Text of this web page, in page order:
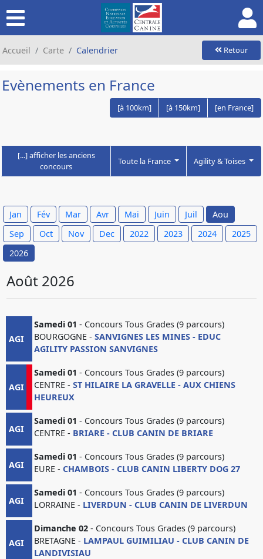
Accueil Carte Calendrier Retour
Evènements en France
[à 100km] [à 150km] [en France]
[...] afficher les anciens
concours
Toute la France Agility & Toises
Jan Fév Mar Avr Mai Juin Juil
Aou
Sep
Oct Nov Dec 2022 2023 2024
2025
2026
Août 2026
AGI
Samedi 01 - Concours Tous Grades (9 parcours)
BOURGOGNE -SANVIGNES LES MINES - EDUC
AGILITY PASSION SANVIGNES
AGI
Samedi 01 - Concours Tous Grades (9 parcours)
CENTRE -ST HILAIRE LA GRAVELLE - AUX CHIENS
HEUREUX
AGI
Samedi 01 - Concours Tous Grades (9 parcours)
CENTRE - BRIARE - CLUB CANIN DE BRIARE
AGI
Samedi 01 - Concours Tous Grades (9 parcours)
EURE -CHAMBOIS - CLUB CANIN LIBERTY DOG 27
AGI
Samedi 01 - Concours Tous Grades (9 parcours)
LORRAINE - LIVERDUN - CLUB CANIN DE LIVERDUN
AGI
Dimanche 02 - Concours Tous Grades (9 parcours)
BRETAGNE - LAMPAUL GUIMILIAU - CLUB CANIN DE
LANDIVISIAU